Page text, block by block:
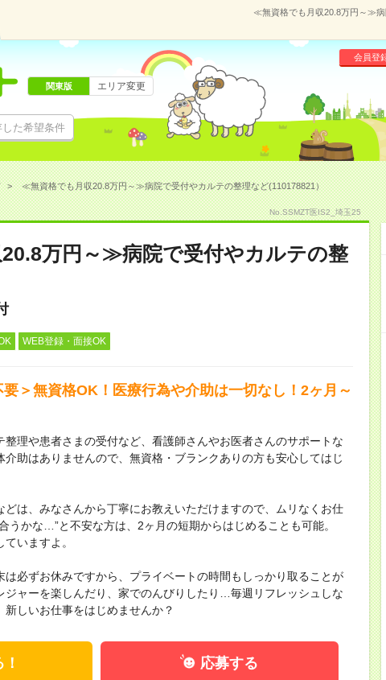
≪無資格でも月収20.8万円～≫病
した希望条件
会員登
関東版 エリア変更
≪無資格でも月収20.8万円～≫病院で受付やカルテの整理など(110178821）
No.SSMZT医IS2_埼玉25
万円～≫病院で受付やカルテの整
WEB登録・面接OK
要＞無資格OK！医療行為や介助は一切なし！2ヶ月～
整理や患者さまの受付など、看護師さんやお医者さんのサポートな
介助はありませんので、無資格・ブランクありの方も安心してはじ
どは、みなさんから丁寧にお教えいただけますので、ムリなくお仕
うかな…”と不安な方は、2ヶ月の短期からはじめることも可能。
いますよ。
は必ずお休みですから、プライベートの時間もしっかり取ることが
ジャーを楽しんだり、家でのんびりしたり…毎週リフレッシュしな
しいお仕事をはじめませんか？
応募する